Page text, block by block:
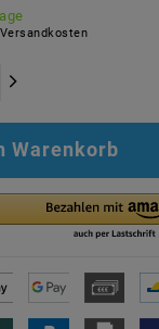
Versandkosten
Warenkorb